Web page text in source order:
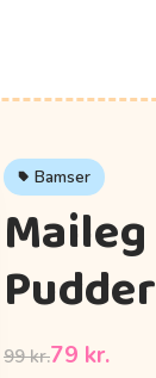
Bamser
Pudder
99 kr.79 kr.